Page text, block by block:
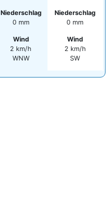
Niederschlag
0 mm
Wind
2 km/h
WNW
Niederschlag
0 mm
Wind
2 km/h
SW